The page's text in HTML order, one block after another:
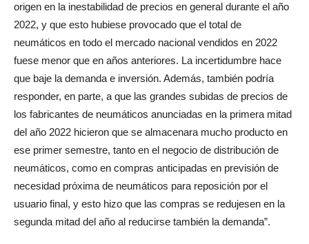
origen en la inestabilidad de precios en general durante el año
2022, y que esto hubiese provocado que el total de
neumáticos en todo el mercado nacional vendidos en 2022
fuese menor que en años anteriores. La incertidumbre hace
que baje la demanda e inversión. Además, también podría
responder, en parte, a que las grandes subidas de precios de
los fabricantes de neumáticos anunciadas en la primera mitad
del año 2022 hicieron que se almacenara mucho producto en
ese primer semestre, tanto en el negocio de distribución de
neumáticos, como en compras anticipadas en previsión de
necesidad próxima de neumáticos para reposición por el
usuario final, y esto hizo que las compras se redujesen en la
segunda mitad del año al reducirse también la demanda”.